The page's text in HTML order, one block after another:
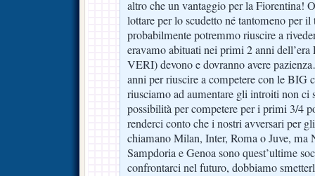
altro che un vantaggio per la Fiorentina!
lottare per lo scudetto né tantomeno per
probabilmente potremmo riuscire a
eravamo abituati nei primi 2 anni
VERI) devono e dovranno avere
anni per riuscire a competere con le BIG
riusciamo ad aumentare gli introiti non
possibilità per competere per i primi 3/4
renderci conto che i nostri avversari per
chiamano Milan, Inter, Roma o Juve, ma
Sampdoria e Genoa sono quest’ultime
confrontarci nel futuro, dobbiamo